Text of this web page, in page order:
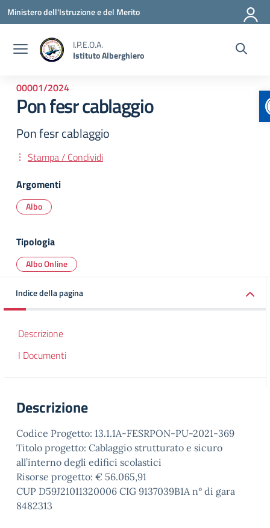
Vai ai contenuti
Vai al menu di navigazione
Vai al footer
Ministero dell'Istruzione e del Merito
I.P.E.O.A.
Istituto Alberghiero
00001/2024
Pon fesr cablaggio
Pon fesr cablaggio
Stampa / Condividi
Argomenti
Albo
Tipologia
Albo Online
Indice della pagina
Descrizione
I Documenti
Descrizione
Codice Progetto: 13.1.1A-FESRPON-PU-2021-369
Titolo progetto: Cablaggio strutturato e sicuro
all’interno degli edifici scolastici
Risorse progetto: € 56.065,91
CUP D59J21011320006 CIG 9137039B1A n° di gara
8482313